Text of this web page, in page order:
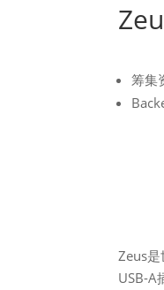
筹集
Zeus
USB-A